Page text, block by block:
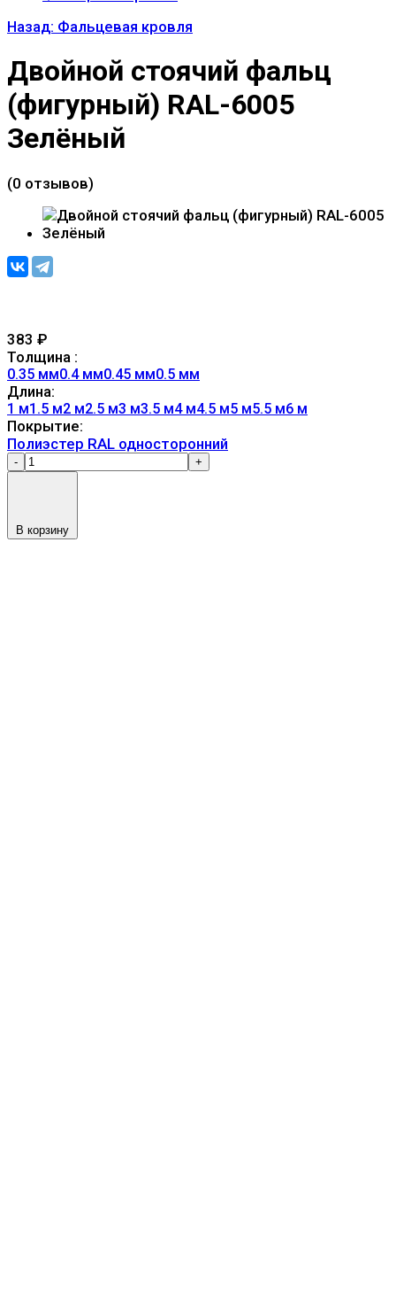
Назад: Фальцевая кровля
Двойной стоячий фальц
(фигурный) RAL-6005
Зелёный
(0 отзывов)
383 ₽
Толщина :
0.35 мм0.4 мм0.45 мм0.5 мм
Длина:
1 м1.5 м2 м2.5 м3 м3.5 м4 м4.5 м5 м5.5 м6 м
Покрытие:
Полиэстер RAL односторонний
- +
В корзину